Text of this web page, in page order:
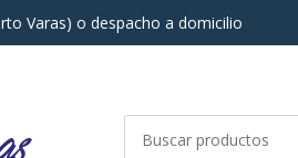
Varas) o despacho a domicilio